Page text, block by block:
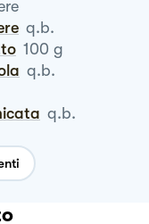
q.b.
100 g
q.b.
q.b.